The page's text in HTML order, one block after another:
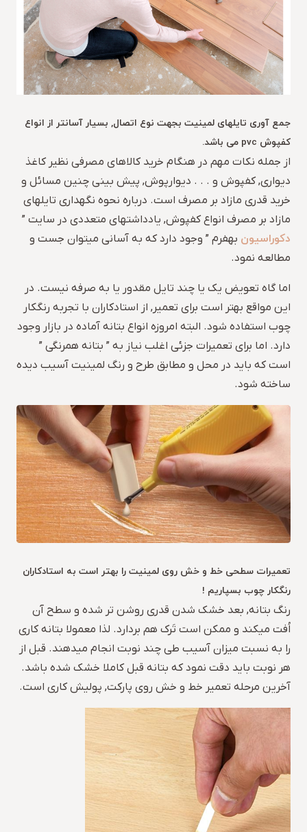
جمع آوری تایلهای لمینیت بجهت نوع اتصال, بسیار آسانتر از انواع
کفپوش pvc می باشد.
از جمله نکات مهم در هنگام خرید کالاهای مصرفی نظیر کاغذ
دیواری, کفپوش و . . . دیوارپوش, پیش بینی چنین مسائل و
خرید قدری مازاد بر مصرف است. درباره نحوه نگهداری تایلهای
مازاد بر مصرف انواع کفپوش, یادداشتهای متعددی در سایت ”
دکوراسیون بهفرم ” وجود دارد که به آسانی میتوان جست و
مطالعه نمود.
اما گاه تعویض یک یا چند تایل مقدور یا به صرفه نیست. در
این مواقع بهتر است برای تعمیر, از استادکاران با تجربه رنگکار
چوب استفاده شود. البته امروزه انواع بتانه آماده در بازار وجود
دارد. اما برای تعمیرات جزئی اغلب نیاز به ” بتانه همرنگی ”
است که باید در محل و مطابق طرح و رنگ لمینیت آسیب دیده
ساخته شود.
تعمیرات سطحی خط و خش روی لمینیت را بهتر است به استادکاران
رنگکار چوب بسپاریم !
رنگ بتانه, بعد خشک شدن قدری روشن تر شده و سطح آن
اُفت میکند و ممکن است تَرک هم بردارد. لذا معمولا بتانه کاری
را به نسبت میزان آسیب طی چند نوبت انجام میدهند. قبل از
هر نوبت باید دقت نمود که بتانه قبل کاملا خشک شده باشد.
آخرین مرحله تعمیر خط و خش روی پارکت, پولیش کاری است.